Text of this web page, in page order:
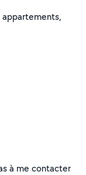
appartements,
à me contacter